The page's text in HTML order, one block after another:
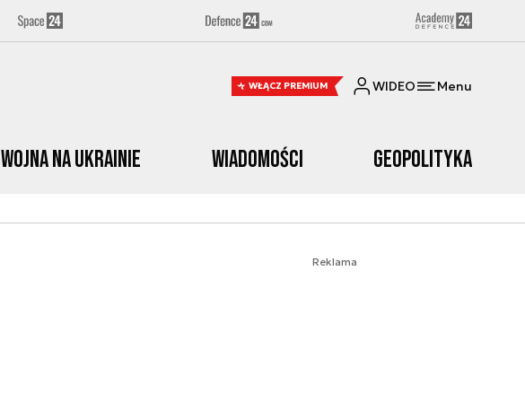
WŁĄCZ PREMIUM WIDEO Menu
Wojna na Ukrainie Wiadomości Geopolityka
Reklama